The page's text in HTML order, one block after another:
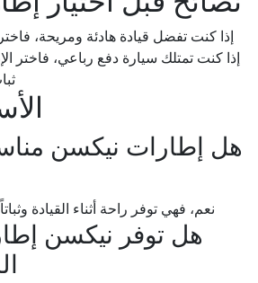
إذا كنت تفضل قيادة هادئة ومريحة،
إذا كنت تمتلك سيارة دفع رباعي، فاختر
هل إطارات نيكسن
نعم، فهي توفر راحة أثناء القيادة
هل توفر نيكسن